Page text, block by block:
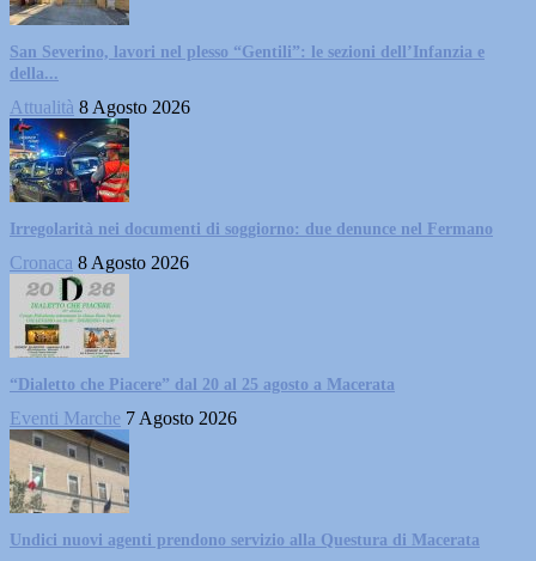
San Severino, lavori nel plesso “Gentili”: le sezioni dell’Infanzia e
della...
Attualità 8 Agosto 2026
Irregolarità nei documenti di soggiorno: due denunce nel Fermano
Cronaca 8 Agosto 2026
“Dialetto che Piacere” dal 20 al 25 agosto a Macerata
Eventi Marche 7 Agosto 2026
Undici nuovi agenti prendono servizio alla Questura di Macerata